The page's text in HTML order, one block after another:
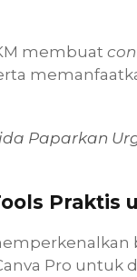
membuat
Paparkan
Praktis
Pro